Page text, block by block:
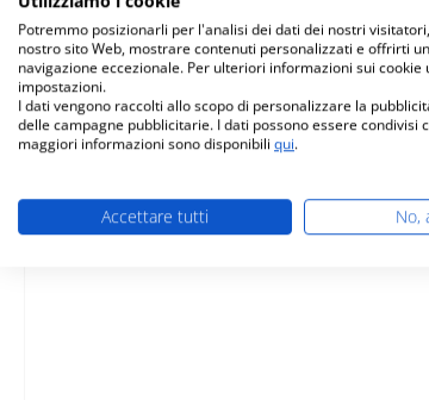
Potremmo posizionarli per l'analisi dei dati dei nostri
nostro sito Web, mostrare contenuti personalizzati e offrirti
navigazione eccezionale. Per ulteriori informazioni sui
impostazioni.
I dati vengono raccolti allo scopo di personalizzare la
delle campagne pubblicitarie. I dati possono essere condivisi
maggiori informazioni sono disponibili qui.
Accettare tutti No,